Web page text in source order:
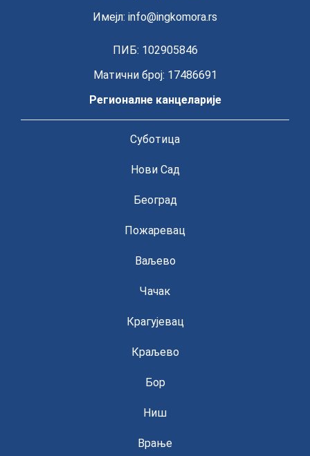
Имејл: info@ingkomora.rs
ПИБ: 102905846
Матични број: 17486691
Регионалне канцеларије
Суботица
Нови Сад
Београд
Пожаревац
Ваљево
Чачак
Крагујевац
Краљево
Бор
Ниш
Врање